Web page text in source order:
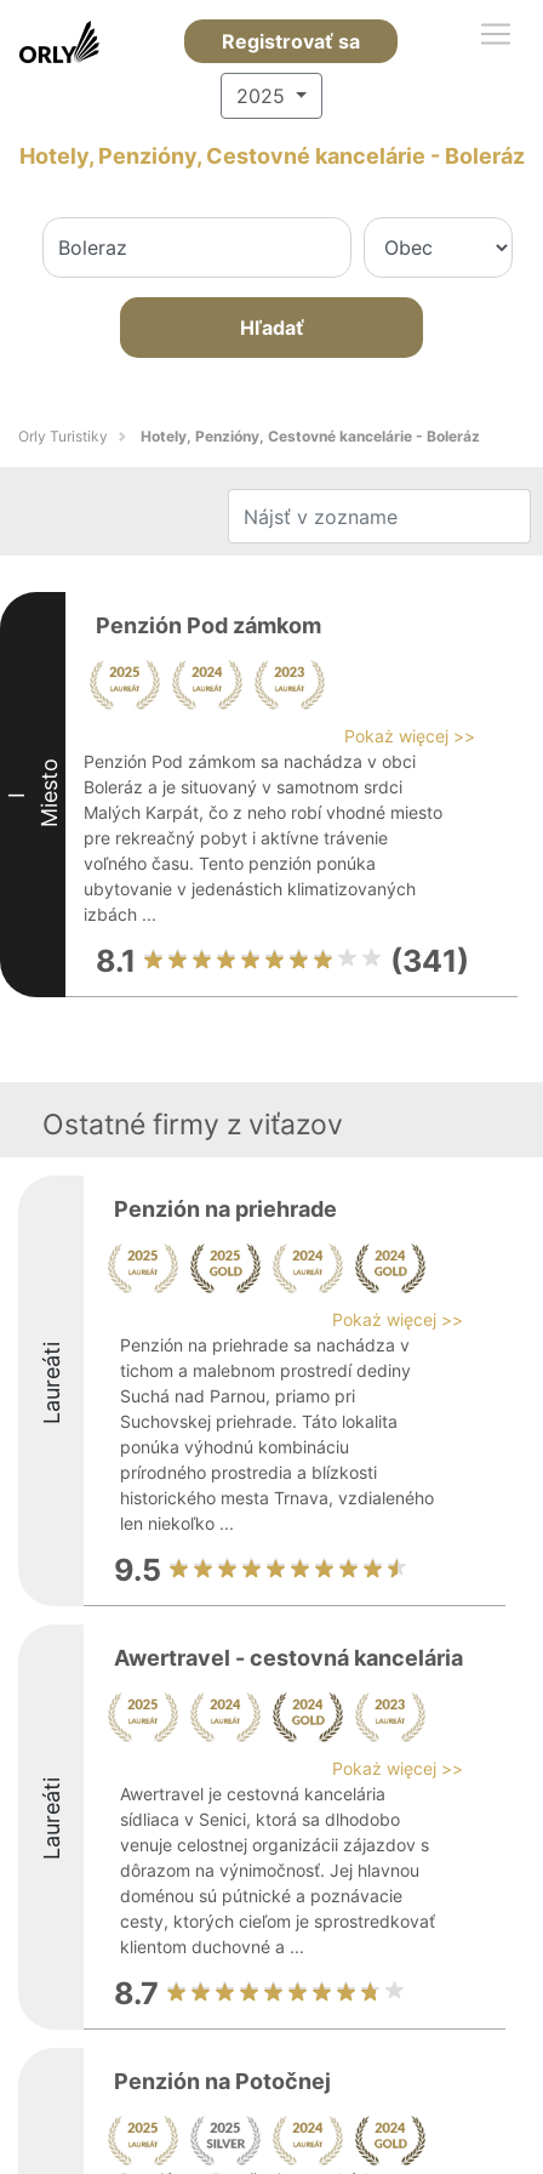
Registrovať sa
2025
Hotely, Penzióny, Cestovné kancelárie - Boleráz
Hľadať
Orly Turistiky Hotely, Penzióny, Cestovné kancelárie - Boleráz
I Miesto
Penzión Pod zámkom
Pokaż więcej >>
Penzión Pod zámkom sa nachádza v obci
Boleráz a je situovaný v samotnom srdci
Malých Karpát, čo z neho robí vhodné miesto
pre rekreačný pobyt i aktívne trávenie
voľného času. Tento penzión ponúka
ubytovanie v jedenástich klimatizovaných
izbách ...
8.1 (341)
Ostatné firmy z viťazov
Laureáti
Penzión na priehrade
Pokaż więcej >>
Penzión na priehrade sa nachádza v
tichom a malebnom prostredí dediny
Suchá nad Parnou, priamo pri
Suchovskej priehrade. Táto lokalita
ponúka výhodnú kombináciu
prírodného prostredia a blízkosti
historického mesta Trnava, vzdialeného
len niekoľko ...
9.5
Laureáti
Awertravel - cestovná kancelária
Pokaż więcej >>
Awertravel je cestovná kancelária
sídliaca v Senici, ktorá sa dlhodobo
venuje celostnej organizácii zájazdov s
dôrazom na výnimočnosť. Jej hlavnou
doménou sú pútnické a poznávacie
cesty, ktorých cieľom je sprostredkovať
klientom duchovné a ...
8.7
Penzión na Potočnej